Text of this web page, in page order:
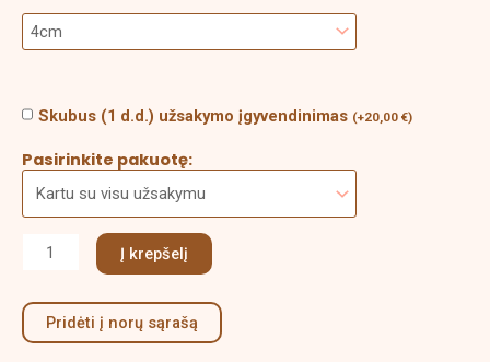
Skubus (1 d.d.) užsakymo įgyvendinimas (+20,00 €)
Pasirinkite pakuotę:
Į krepšelį
Pridėti į norų sąrašą